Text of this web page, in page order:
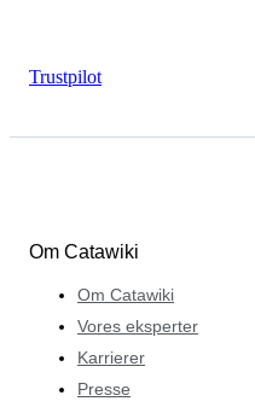
Trustpilot
Om Catawiki
Om Catawiki
Vores eksperter
Karrierer
Presse